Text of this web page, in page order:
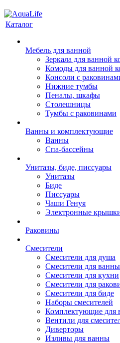
Каталог
Мебель для ванной
Зеркала для ванной
Комоды для ванной
Консоли с
Нижние тумбы
Пеналы, шкафы
Столешницы
Тумбы с раковинами
Ванны и комплектующие
Ванны
Спа-бассейны
Унитазы, биде, писсуары
Унитазы
Биде
Писсуары
Чаши Генуя
Электронные
Раковины
Смесители
Смесители для душа
Смесители для ванны
Смесители для кухни
Смесители для
Смесители для биде
Наборы смесителей
Комплектующие для
Вентили для
Диверторы
Изливы для ванны